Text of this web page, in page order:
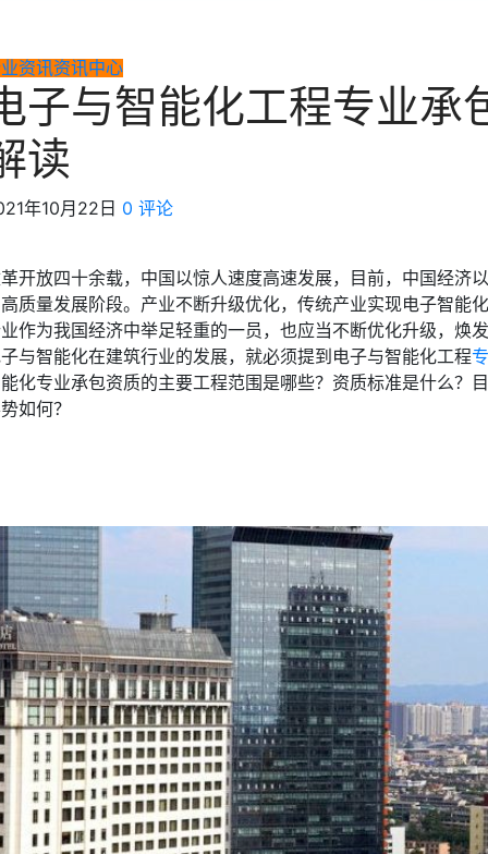
资讯资讯中心
子与智能化工程专业承
读
年10月22日 0 评论
开放四十余载，中国以惊人速度高速发展，目前，中国经济
质量发展阶段。产业不断升级优化，传统产业实现电子智能
作为我国经济中举足轻重的一员，也应当不断优化升级，焕
与智能化在建筑行业的发展，就必须提到电子与智能化工程
化专业承包资质的主要工程范围是哪些？资质标准是什么？
如何？